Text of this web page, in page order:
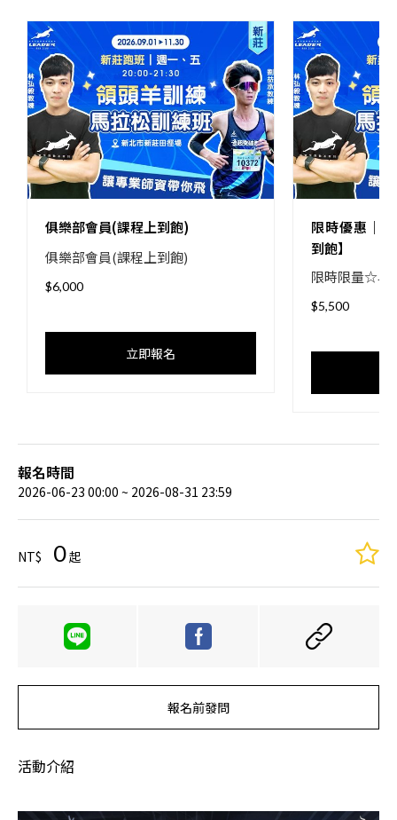
俱樂部會員(課程上到飽)
俱樂部會員(課程上到飽)
$6,000
立即報名
限時優惠｜
到飽】
限時限量☆早
$5,500
報名時間
2026-06-23 00:00 ~ 2026-08-31 23:59
NT$ 0起
報名前發問
活動介紹